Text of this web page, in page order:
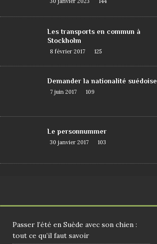
Les transports en commun à
Stockholm
8 février 2017 125
Demander la nationalité suédoise
7 juin 2017 109
Le personnummer
30 janvier 2017 103
Passer l’été en Suède avec son chien :
tout ce qu’il faut savoir